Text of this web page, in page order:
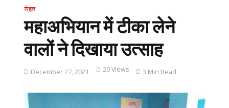
सेहत
महाअभियान में टीका लेने
वालों ने दिखाया उत्साह
December 27, 2021 20 Views 3 Min Read